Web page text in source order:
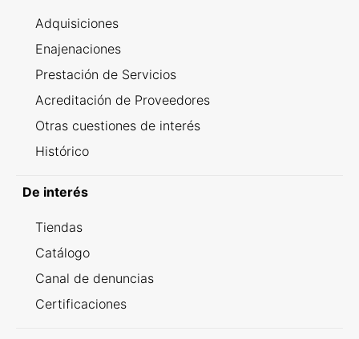
Adquisiciones
Enajenaciones
Prestación de Servicios
Acreditación de Proveedores
Otras cuestiones de interés
Histórico
De interés
Tiendas
Catálogo
Canal de denuncias
Certificaciones